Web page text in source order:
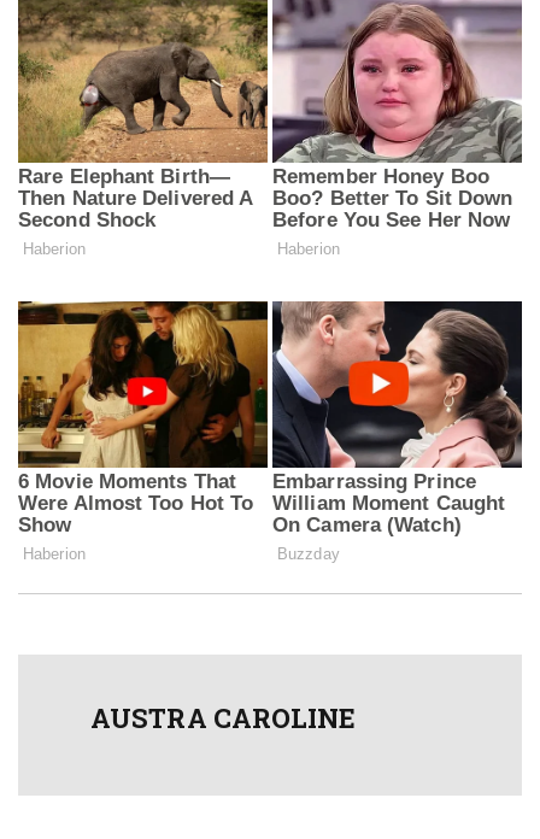
AUSTRA CAROLINE